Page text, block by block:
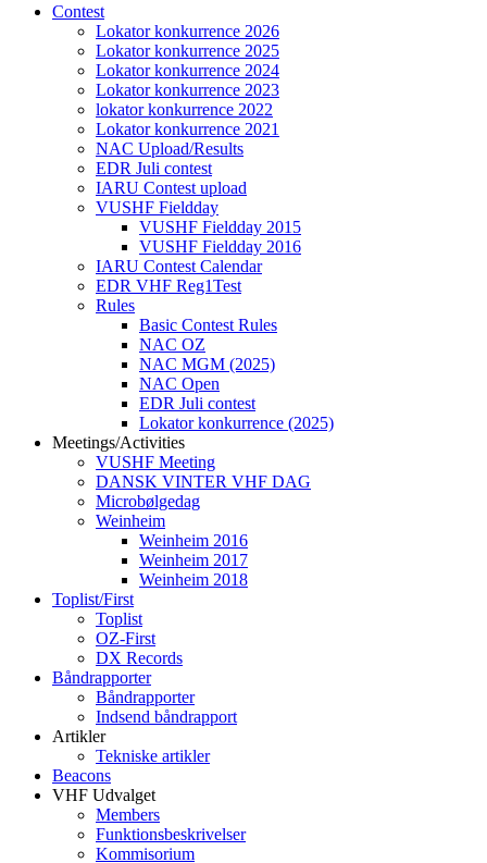
Contest
Lokator konkurrence 2026
Lokator konkurrence 2025
Lokator konkurrence 2024
Lokator konkurrence 2023
lokator konkurrence 2022
Lokator konkurrence 2021
NAC Upload/Results
EDR Juli contest
IARU Contest upload
VUSHF Fieldday
VUSHF Fieldday 2015
VUSHF Fieldday 2016
IARU Contest Calendar
EDR VHF Reg1Test
Rules
Basic Contest Rules
NAC OZ
NAC MGM (2025)
NAC Open
EDR Juli contest
Lokator konkurrence (2025)
Meetings/Activities
VUSHF Meeting
DANSK VINTER VHF DAG
Microbølgedag
Weinheim
Weinheim 2016
Weinheim 2017
Weinheim 2018
Toplist/First
Toplist
OZ-First
DX Records
Båndrapporter
Båndrapporter
Indsend båndrapport
Artikler
Tekniske artikler
Beacons
VHF Udvalget
Members
Funktionsbeskrivelser
Kommisorium